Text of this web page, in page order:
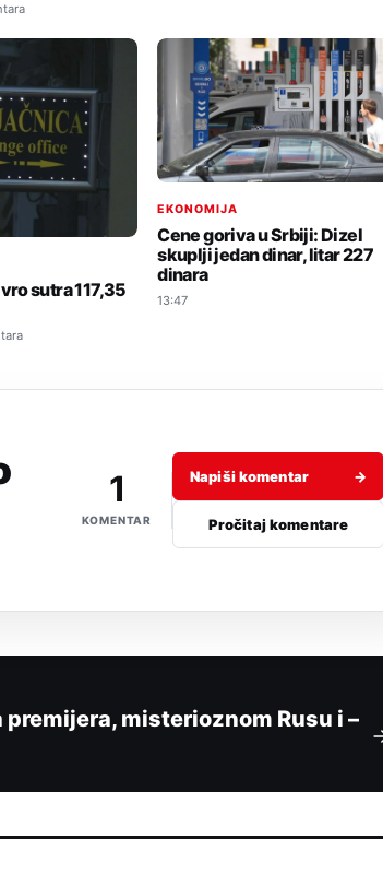
sutra 117,35
EKONOMIJA
Cene goriva u Srbiji: Dizel
skuplji jedan dinar, litar 227
dinara
13:47
1
KOMENTAR
Napiši komentar →
Pročitaj komentare
misterioznom Rusu i –